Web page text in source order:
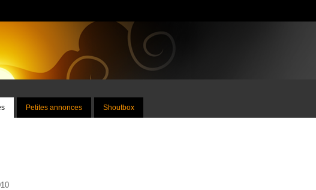
Petites annonces Shoutbox